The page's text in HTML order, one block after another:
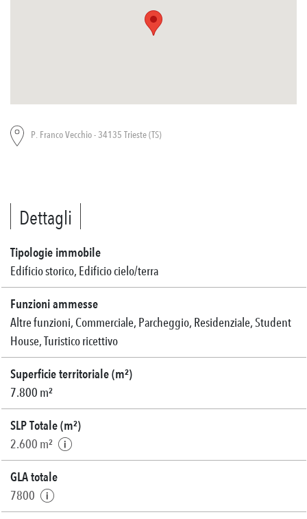
P. Franco Vecchio - 34135 Trieste (TS)
Dettagli
Tipologie immobile
Edificio storico, Edificio cielo/terra
Funzioni ammesse
Altre funzioni, Commerciale, Parcheggio, Residenziale, Student
House, Turistico ricettivo
Superficie territoriale (m²)
7.800 m²
SLP Totale (m²)
2.600 m²
GLA totale
7800